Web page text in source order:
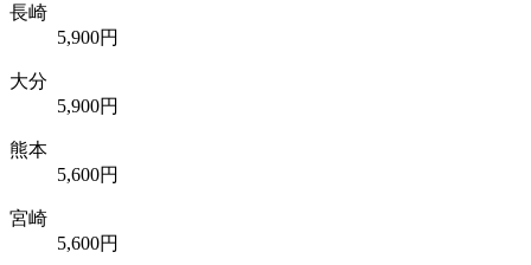
長崎
5,900円
大分
5,900円
熊本
5,600円
宮崎
5,600円